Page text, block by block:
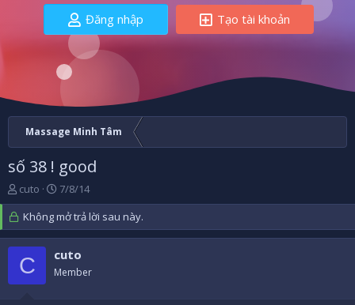
Đăng nhập Tạo tài khoản
Massage Minh Tâm
số 38 ! good
B
ắ
đ
ầ
u
cuto
N
g
à
y
ắ
t
7/8/14
Không mở trả lời sau này.
C cuto
Member